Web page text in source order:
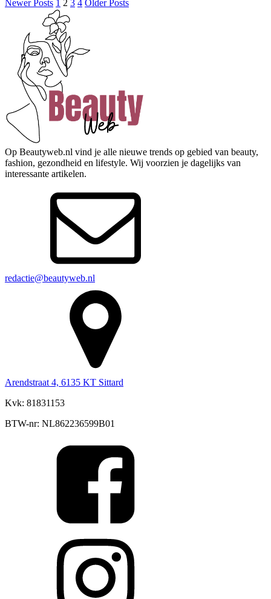
Newer Posts 1 2 3 4 Older Posts
Op Beautyweb.nl vind je alle nieuwe trends op gebied van beauty,
fashion, gezondheid en lifestyle. Wij voorzien je dagelijks van
interessante artikelen.
redactie@beautyweb.nl
Arendstraat 4, 6135 KT Sittard
Kvk: 81831153
BTW-nr: NL862236599B01